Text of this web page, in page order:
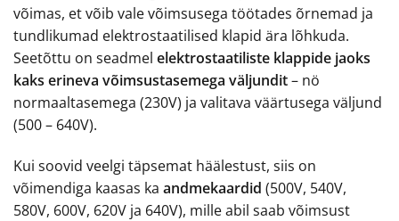
võimas, et võib vale võimsusega töötades õrnemad ja
tundlikumad elektrostaatilised klapid ära lõhkuda.
Seetõttu on seadmel elektrostaatiliste klappide jaoks
kaks erineva võimsustasemega väljundit– nö
normaaltasemega (230V) ja valitava väärtusega väljund
(500 – 640V).
Kui soovid veelgi täpsemat häälestust, siis on
võimendiga kaasas ka andmekaardid (500V, 540V,
580V, 600V, 620V ja 640V), mille abil saab võimsust